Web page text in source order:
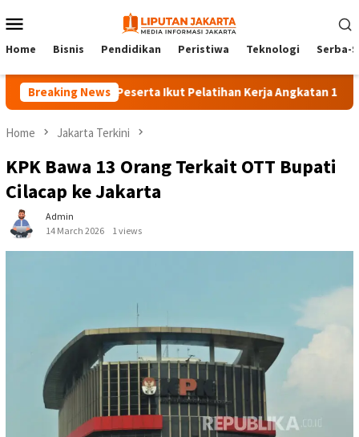
to
Menu
Home Bisnis Pendidikan Peristiwa Teknologi Serba-
Breaking News
140 Peserta Ikut Pelatihan Kerja Angkatan 1 di PPKD
Home Jakarta Terkini
KPK Bawa 13 Orang Terkait OTT Bupati
Cilacap ke Jakarta
Admin
14 March 2026
1 views